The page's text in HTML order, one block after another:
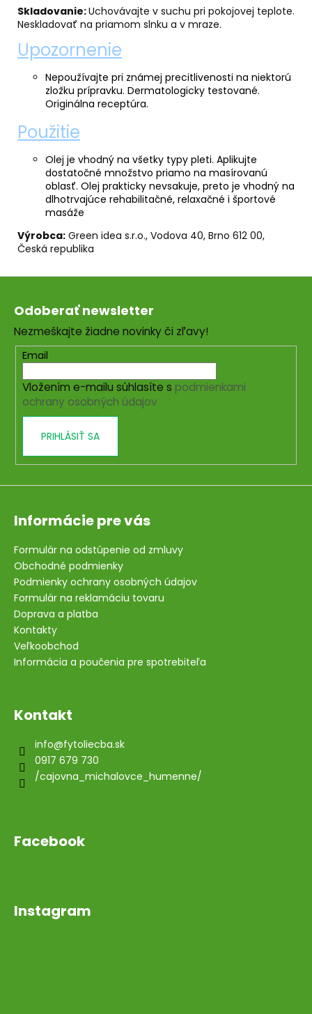
Skladovanie:Uchovávajte v suchu pri pokojovej teplote.
Neskladovať na priamom slnku a v mraze.
Upozornenie
Nepoužívajte pri známej precitlivenosti na niektorú
zložku prípravku. Dermatologicky testované.
Originálna receptúra.
Použitie
Olej je vhodný na všetky typy pleti. Aplikujte
dostatočné množstvo priamo na masírovanú
oblasť. Olej prakticky nevsakuje, preto je vhodný na
dlhotrvajúce rehabilitačné, relaxačné i športové
masáže
Výrobca: Green idea s.r.o., Vodova 40, Brno 612 00,
Česká republika
Z
Odoberať newsletter
Nezmeškajte žiadne novinky či zľavy!
Email
Vložením e-mailu súhlasíte s podmienkami
ochrany osobných údajov
PRIHLÁSIŤ SA
Informácie pre vás
Formulár na odstúpenie od zmluvy
Obchodné podmienky
Podmienky ochrany osobných údajov
Formulár na reklamáciu tovaru
Doprava a platba
Kontakty
Veľkoobchod
Informácia a poučenia pre spotrebiteľa
Kontakt
info@fytoliecba.sk
0917 679 730
/cajovna_michalovce_humenne/
Facebook
Instagram